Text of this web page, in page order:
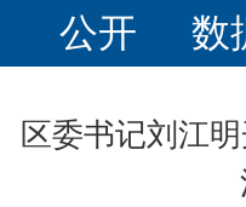
公开
数
区委书记刘江